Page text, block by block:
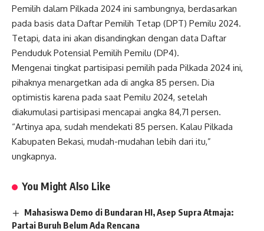
Pemilih dalam Pilkada 2024 ini sambungnya, berdasarkan
pada basis data Daftar Pemilih Tetap (DPT) Pemilu 2024.
Tetapi, data ini akan disandingkan dengan data Daftar
Penduduk Potensial Pemilih Pemilu (DP4).
Mengenai tingkat partisipasi pemilih pada Pilkada 2024 ini,
pihaknya menargetkan ada di angka 85 persen. Dia
optimistis karena pada saat Pemilu 2024, setelah
diakumulasi partisipasi mencapai angka 84,71 persen.
“Artinya apa, sudah mendekati 85 persen. Kalau Pilkada
Kabupaten Bekasi, mudah-mudahan lebih dari itu,”
ungkapnya.
You Might Also Like
Mahasiswa Demo di Bundaran HI, Asep Supra Atmaja:
Partai Buruh Belum Ada Rencana